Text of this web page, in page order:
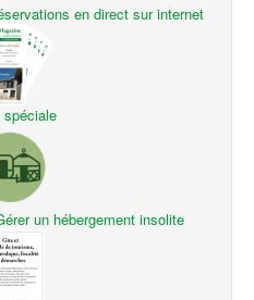
en direct sur internet
spéciale
un hébergement insolite